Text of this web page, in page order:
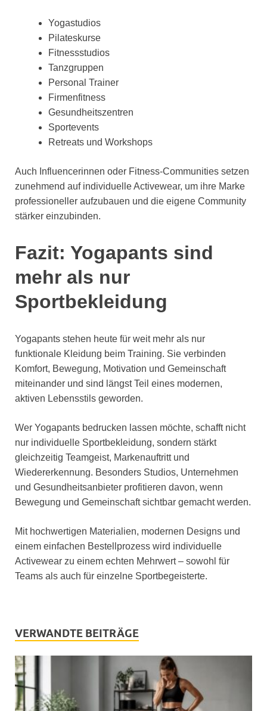
Yogastudios
Pilateskurse
Fitnessstudios
Tanzgruppen
Personal Trainer
Firmenfitness
Gesundheitszentren
Sportevents
Retreats und Workshops
Auch Influencerinnen oder Fitness-Communities setzen
zunehmend auf individuelle Activewear, um ihre Marke
professioneller aufzubauen und die eigene Community
stärker einzubinden.
Fazit: Yogapants sind
mehr als nur
Sportbekleidung
Yogapants stehen heute für weit mehr als nur
funktionale Kleidung beim Training. Sie verbinden
Komfort, Bewegung, Motivation und Gemeinschaft
miteinander und sind längst Teil eines modernen,
aktiven Lebensstils geworden.
Wer Yogapants bedrucken lassen möchte, schafft nicht
nur individuelle Sportbekleidung, sondern stärkt
gleichzeitig Teamgeist, Markenauftritt und
Wiedererkennung. Besonders Studios, Unternehmen
und Gesundheitsanbieter profitieren davon, wenn
Bewegung und Gemeinschaft sichtbar gemacht werden.
Mit hochwertigen Materialien, modernen Designs und
einem einfachen Bestellprozess wird individuelle
Activewear zu einem echten Mehrwert – sowohl für
Teams als auch für einzelne Sportbegeisterte.
VERWANDTE BEITRÄGE